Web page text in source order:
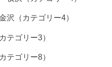
沢（カテゴリー4）
テゴリー3）
テゴリー8）